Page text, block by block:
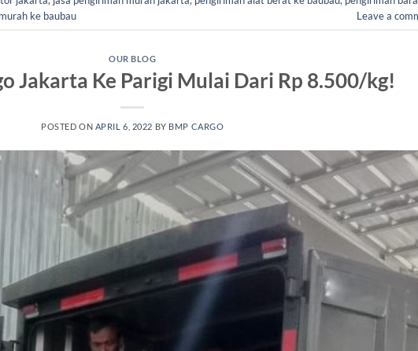
ke baubau Leave a
OUR BLOG
Jakarta Ke Parigi Mulai Dari Rp 8.500/kg!
POSTED ON APRIL 6, 2022 BY BMP CARGO